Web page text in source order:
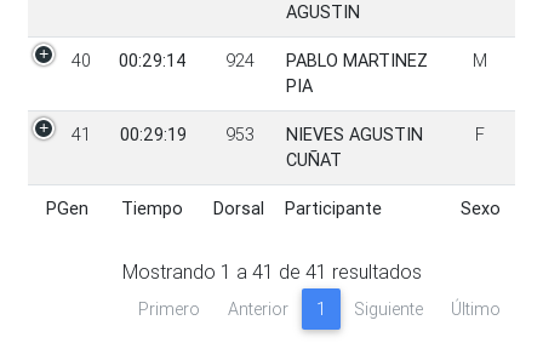
PGen Tiempo Dorsal Participante Sexo
AGUSTIN
40 00:29:14 924
PABLO MARTINEZ
PIA
M
41 00:29:19 953
NIEVES AGUSTIN
CUÑAT
F
PGen Tiempo Dorsal Participante Sexo
Mostrando 1 a 41 de 41 resultados
Primero Anterior 1 Siguiente Último